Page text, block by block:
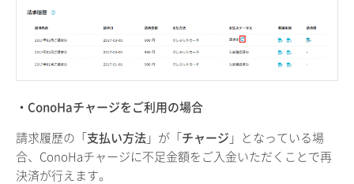
・ConoHaチャージをご利用の場合
請求履歴の「支払い方法」が「チャージ 」となっている場
合、ConoHaチャージに不足金額をご入金いただくことで再
決済が行えます。